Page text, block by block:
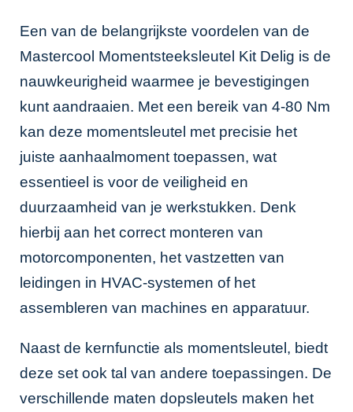
Een van de belangrijkste voordelen van de
Mastercool Momentsteeksleutel Kit Delig is de
nauwkeurigheid waarmee je bevestigingen
kunt aandraaien. Met een bereik van 4-80 Nm
kan deze momentsleutel met precisie het
juiste aanhaalmoment toepassen, wat
essentieel is voor de veiligheid en
duurzaamheid van je werkstukken. Denk
hierbij aan het correct monteren van
motorcomponenten, het vastzetten van
leidingen in HVAC-systemen of het
assembleren van machines en apparatuur.
Naast de kernfunctie als momentsleutel, biedt
deze set ook tal van andere toepassingen. De
verschillende maten dopsleutels maken het